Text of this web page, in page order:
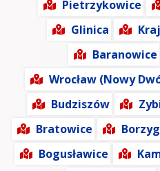
Pietrzykowice
Glinica
Baranowice
Wrocław (Nowy
Budziszów
Bratowice
Bogusławice